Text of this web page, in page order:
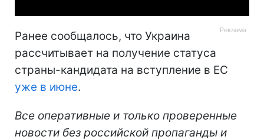
Ранее сообщалось, что Украина
рассчитывает на получение статуса
страны-кандидата на вступление в ЕС
уже в июне.
Все оперативные и только проверенные
новости без российской пропаганды и